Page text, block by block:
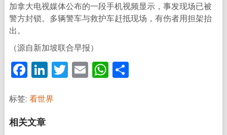
加拿大电视媒体公布的一段手机视频显示，事发现场已被
警方封锁。多辆警车与救护车赶抵现场，有伤者用担架抬
出。
（源自新加坡联合早报）
Facebook
LinkedIn
Twitter
EmailWhatsApp
分
标签: 看世界